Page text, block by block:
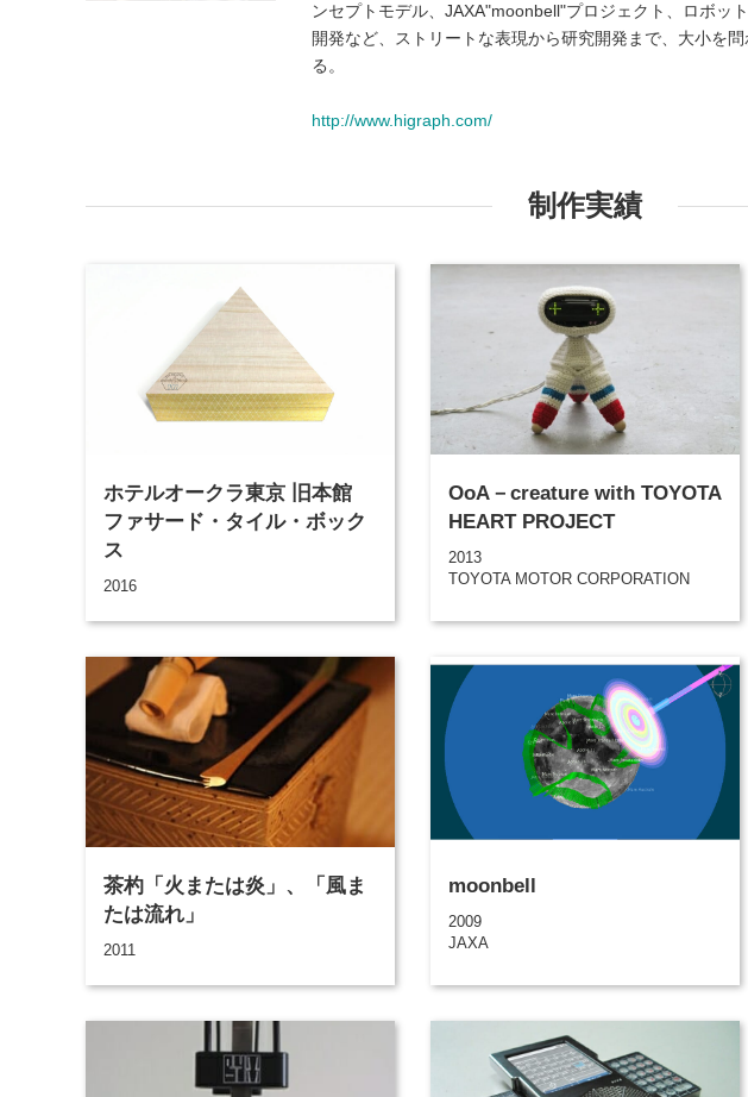
ンセプトモデル、JAXA"moonbell"プロジェクト、ロボッ
開発など、ストリートな表現から研究開発まで、大小を
る。
http://www.higraph.com/
制作実績
ホテルオークラ東京 旧本館
ファサード・タイル・ボック
ス
2016
OoA－creature with TOYOTA
HEART PROJECT
2013
TOYOTA MOTOR CORPORATION
茶杓「火または炎」、「風ま
たは流れ」
2011
moonbell
2009
JAXA